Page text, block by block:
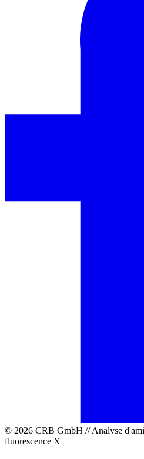
© 2026 CRB GmbH // Analyse
fluorescence X